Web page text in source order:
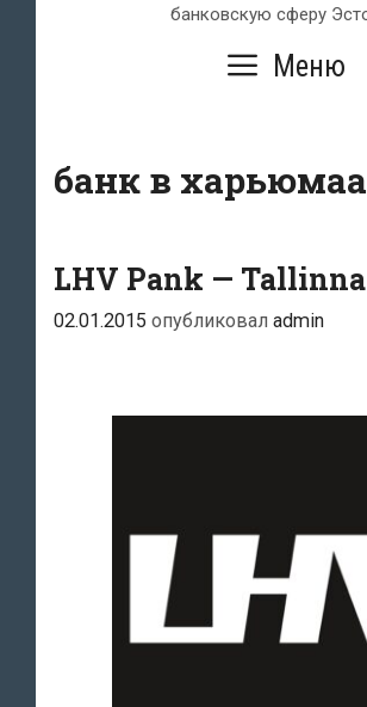
банковскую сферу
Меню
банк в харьюмаа
LHV Pank —
02.01.2015 опубликовал admin